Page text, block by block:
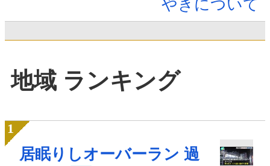
やきについて
地域 ランキング
居眠りしオーバーラン 過